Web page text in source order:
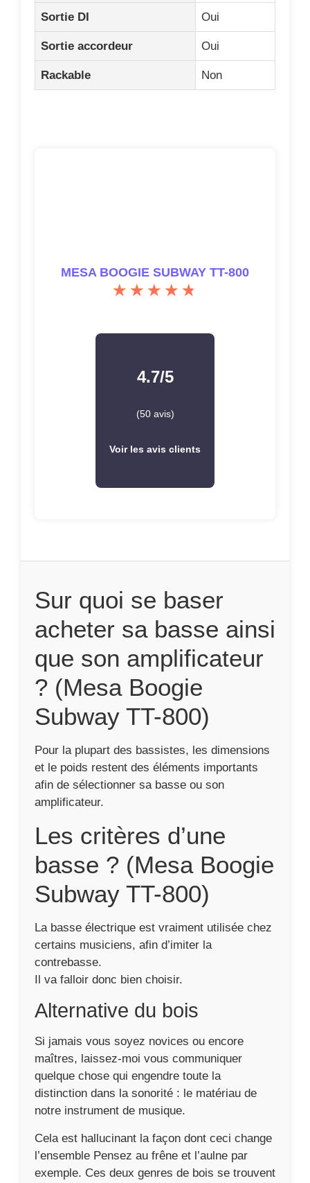
Sortie DI Oui
Sortie accordeur Oui
Rackable Non
MESA BOOGIE SUBWAY TT-800
4.7/5
(50 avis)
Voir les avis clients
Sur quoi se baser
acheter sa basse ainsi
que son amplificateur
? (Mesa Boogie
Subway TT-800)
Pour la plupart des bassistes, les dimensions
et le poids restent des éléments importants
afin de sélectionner sa basse ou son
amplificateur.
Les critères d’une
basse ? (Mesa Boogie
Subway TT-800)
La basse électrique est vraiment utilisée chez
certains musiciens, afin d’imiter la
contrebasse.
Il va falloir donc bien choisir.
Alternative du bois
Si jamais vous soyez novices ou encore
maîtres, laissez-moi vous communiquer
quelque chose qui engendre toute la
distinction dans la sonorité : le matériau de
notre instrument de musique.
Cela est hallucinant la façon dont ceci change
l’ensemble Pensez au frêne et l’aulne par
exemple. Ces deux genres de bois se trouvent